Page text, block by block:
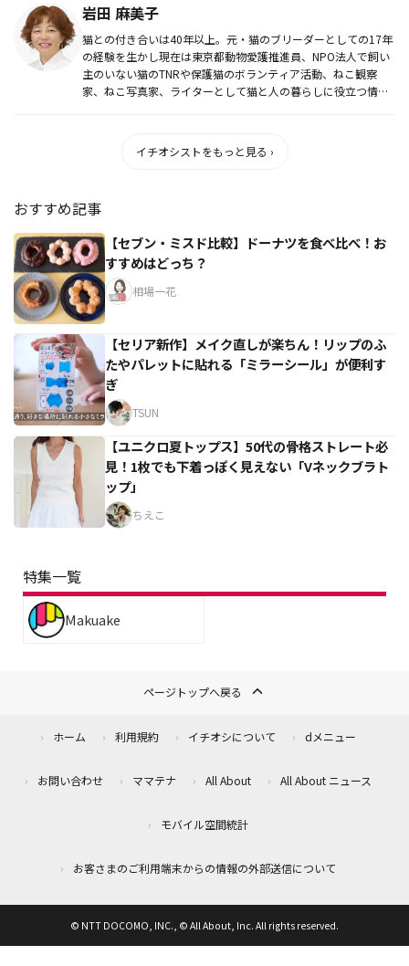
岩田 麻美子
猫との付き合いは40年以上。元・猫のブリーダーとしての17年
の経験を生かし現在は東京都動物愛護推進員、NPO法人で飼い
主のいない猫のTNRや保護猫のボランティア活動、ねこ観察
家、ねこ写真家、ライターとして猫と人の暮らしに役立つ情報
イチオシストをもっと見る ›
おすすめ記事
【セブン・ミスド比較】ドーナツを食べ比べ！お
すすめはどっち？
相場一花
【セリア新作】メイク直しが楽ちん！リップのふ
たやパレットに貼れる「ミラーシール」が便利す
ぎ
TSUN
【ユニクロ夏トップス】50代の骨格ストレート必
見！1枚でも下着っぽく見えない「Vネックブラト
ップ」
ちえこ
特集一覧
Makuake
ページトップへ戻る
ホーム 利用規約 イチオシについて dメニュー
お問い合わせ ママテナ All About All About ニュース
モバイル空間統計
お客さまのご利用端末からの情報の外部送信について
© NTT DOCOMO, INC., © All About, Inc. All rights reserved.